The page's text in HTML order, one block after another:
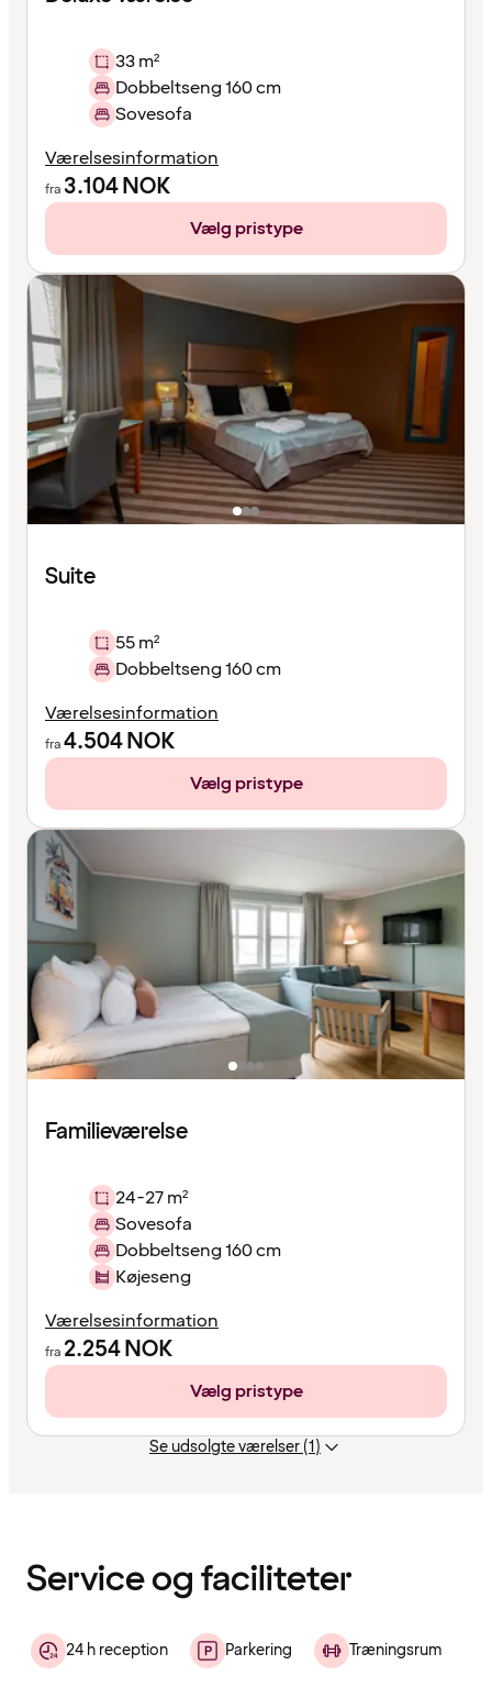
33 m²
Dobbeltseng 160 cm
Sovesofa
Værelsesinformation
fra 3.104NOK
Vælg pristype
Suite
55 m²
Dobbeltseng 160 cm
Værelsesinformation
fra4.504NOK
Vælg pristype
Familieværelse
24-27 m²
Sovesofa
Dobbeltseng 160 cm
Køjeseng
Værelsesinformation
fra 2.254NOK
Vælg pristype
Se udsolgte værelser (1)
Service og faciliteter
24 h reception Parkering Træningsrum